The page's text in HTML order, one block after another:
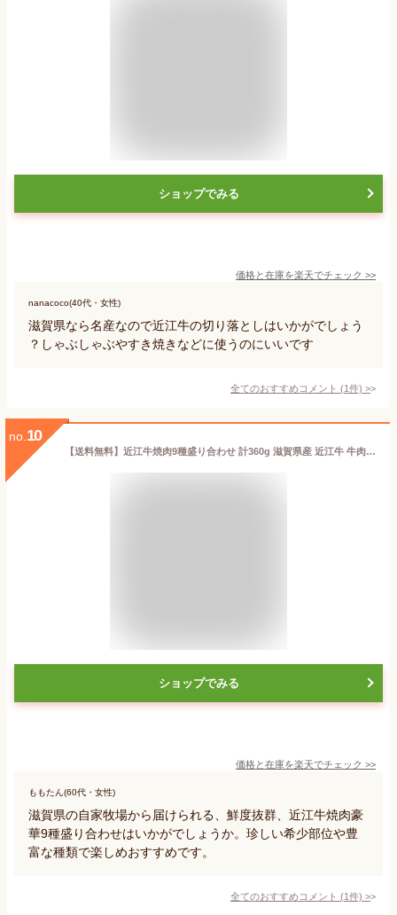
ショップでみる
価格と在庫を楽天でチェック >>
nanacoco(40代・女性)
滋賀県なら名産なので近江牛の切り落としはいかがでしょう
？しゃぶしゃぶやすき焼きなどに使うのにいいです
全てのおすすめコメント (1件) >
no. 10
【送料無料】近江牛焼肉9種盛り合わせ 計360g 滋賀県産 近江牛 牛肉 肉 お中元 お歳暮 ギフト 母の日・父の日サーロイン・ロース・ハラミ等御礼 お祝い 内祝
ショップでみる
価格と在庫を楽天でチェック >>
ももたん(60代・女性)
滋賀県の自家牧場から届けられる、鮮度抜群、近江牛焼肉豪
華9種盛り合わせはいかがでしょうか。珍しい希少部位や豊
富な種類で楽しめおすすめです。
全てのおすすめコメント (1件) >